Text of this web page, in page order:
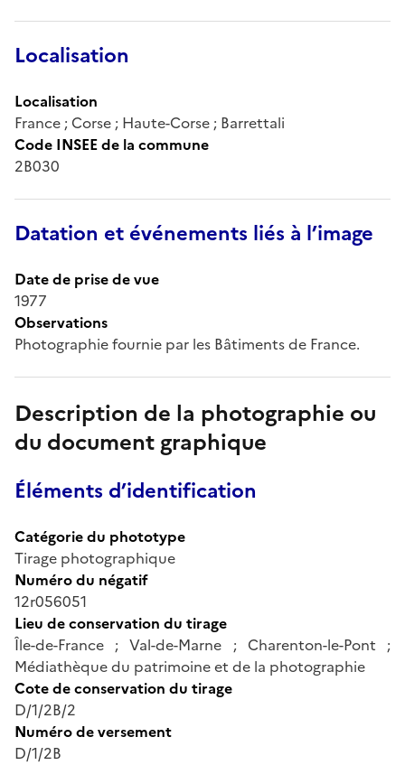
Localisation
Localisation
France ; Corse ; Haute-Corse ; Barrettali
Code INSEE de la commune
2B030
Datation et événements liés à l’image
Date de prise de vue
1977
Observations
Photographie fournie par les Bâtiments de France.
Description de la photographie ou
du document graphique
Éléments d’identification
Catégorie du phototype
Tirage photographique
Numéro du négatif
12r056051
Lieu de conservation du tirage
Île-de-France ; Val-de-Marne ; Charenton-le-Pont ;
Médiathèque du patrimoine et de la photographie
Cote de conservation du tirage
D/1/2B/2
Numéro de versement
D/1/2B